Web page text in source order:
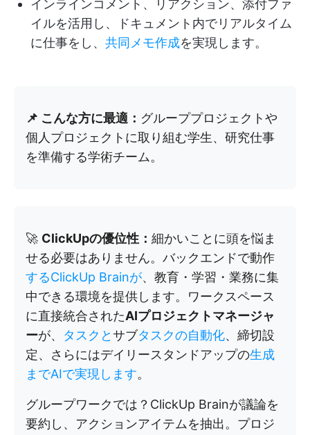
インラインコメント、リアクション、添付ファ
イルを活用し、ドキュメント内でリアルタイム
に仕事をし、 共同メモ作成を実現します。
📌 こんな方に最適： グループプロジェクトや
個人プロジェクトに取り組む学生、研究仕事
を準備する学術チーム。
🚀 ClickUpの優位性： 細かいことに頭を悩ま
せる必要はありません。バックエンドで動作
するClickUp Brainが、教育・学習・業務に集
中できる環境を提供します。ワークスペース
に直接統合されたAIプロジェクトマネージャ
ーが、 タスクとサブタスクの自動化、締切設
定、さらにはデイリースタンドアップの生成
までAIで実現します。
グループワークでは？ClickUp Brainが議論を
要約し、アクションアイテムを抽出。プロジ